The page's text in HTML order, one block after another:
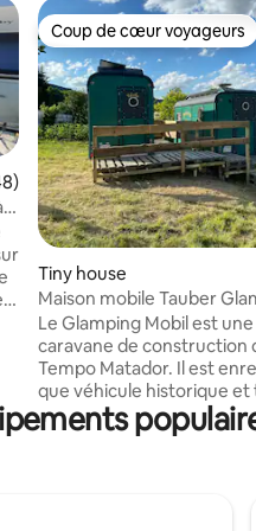
moyenne sur la base de 48
Coup de cœur voyageurs
Coup de cœur voyageurs
Tiny house
Maison mobile Tauber
Le Glamping Mobil est
caravane de construction
Tempo Matador. Il est
que véhicule historique
fonctionnel. Elle se compose du véhicule,
dont l'intérieur luxueux a